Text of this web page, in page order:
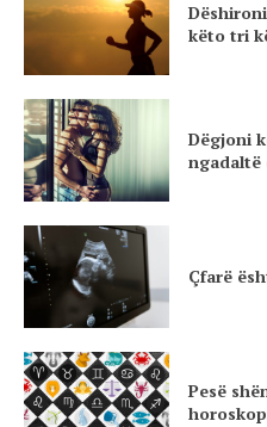
këto tri
Dëgjoni
ngadaltë
Çfarë
Pesë